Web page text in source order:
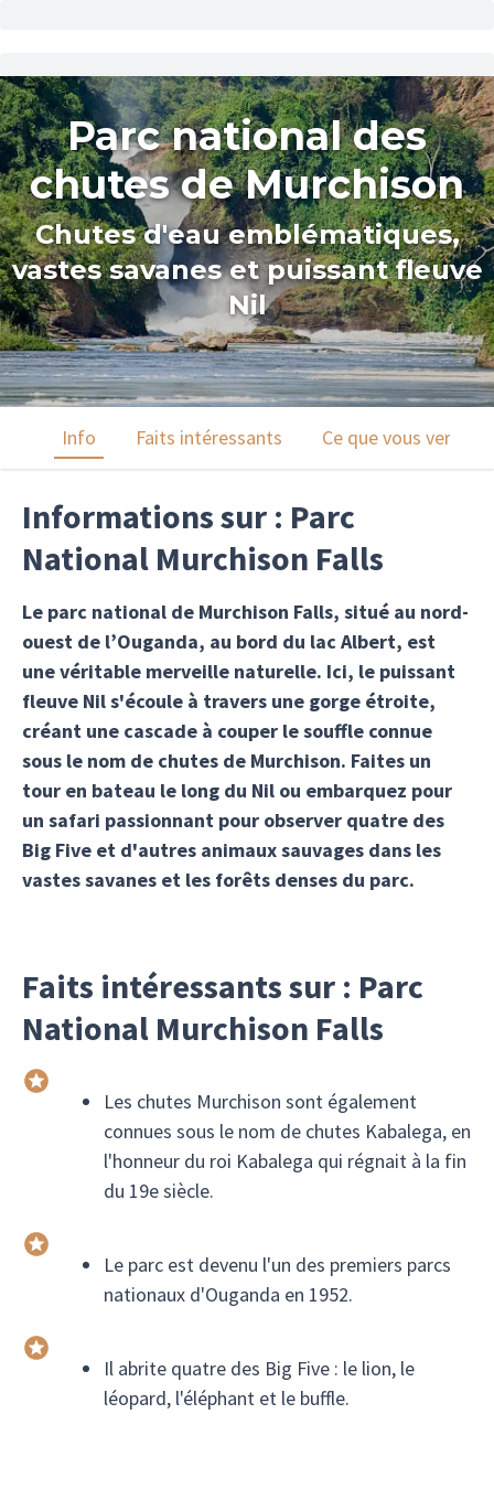
Parc national des
chutes de Murchison
Chutes d'eau emblématiques,
vastes savanes et puissant fleuve
Nil
Info Faits intéressants Ce que vous verrez
Informations sur : Parc
National Murchison Falls
Le parc national de Murchison Falls, situé au nord-
ouest de l’Ouganda, au bord du lac Albert, est
une véritable merveille naturelle. Ici, le puissant
fleuve Nil s'écoule à travers une gorge étroite,
créant une cascade à couper le souffle connue
sous le nom de chutes de Murchison. Faites un
tour en bateau le long du Nil ou embarquez pour
un safari passionnant pour observer quatre des
Big Five et d'autres animaux sauvages dans les
vastes savanes et les forêts denses du parc.
Faits intéressants sur : Parc
National Murchison Falls
Les chutes Murchison sont également
connues sous le nom de chutes Kabalega, en
l'honneur du roi Kabalega qui régnait à la fin
du 19e siècle.
Le parc est devenu l'un des premiers parcs
nationaux d'Ouganda en 1952.
Il abrite quatre des Big Five : le lion, le
léopard, l'éléphant et le buffle.